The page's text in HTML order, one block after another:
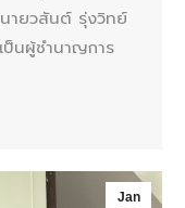
ายวสันต์ รุ่งวิทย์
นผู้ชำนาญการ
Jan